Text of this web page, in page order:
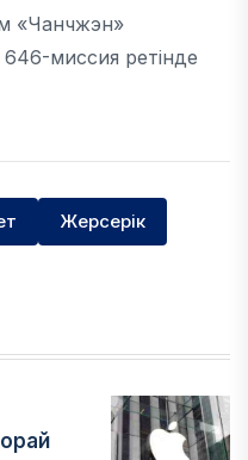
«Чанчжэн»
миссия ретінде
Жерсерік